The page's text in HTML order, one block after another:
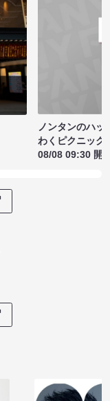
ノンタンのハッ
わくピクニック
08/08 09:30 開